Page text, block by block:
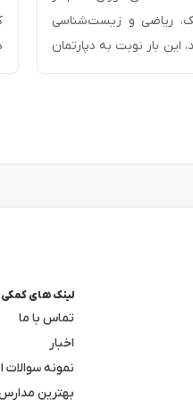
ریاضی و زیست‌شناسی
این بار نوبت به دپارتمان
علمی خود را در شرق
لینک های کمکی
تماس با ما
اخبار
نمونه سوالات
بهترین